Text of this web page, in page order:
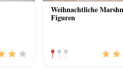
Weihnachtliche
Figuren